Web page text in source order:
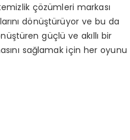
çözümleri markası
dönüştürüyor ve bu da
güçlü ve akıllı bir
sağlamak için her oyunu